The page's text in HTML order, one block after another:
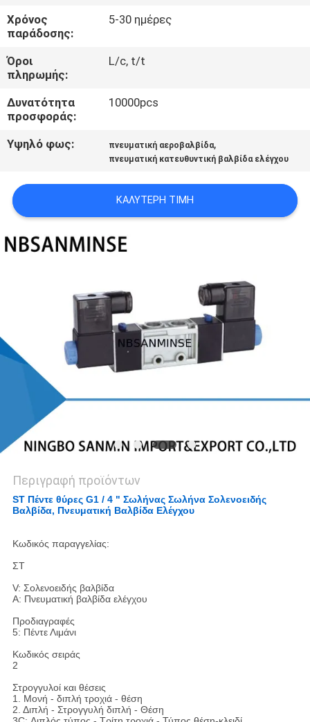
ΕΙΔΉΣΕΙΣ
ΖΗΤΉΣΤΕ
ΈΝΑ
ΑΠΌΣΠΑΣΜΑ
SITEMAP
ΠΟΛΙΤΙΚΉ
ΑΠΟΡΡΉΤΟΥ
Χρόνος
παράδοσης:
5-30 ημέρες
Όροι
πληρωμής:
L/c, t/t
Δυνατότητα
προσφοράς:
10000pcs
Υψηλό φως: πνευματική αεροβαλβίδα,
πνευματική κατευθυντική βαλβίδα ελέγχου
ΚΑΛΎΤΕΡΗ ΤΙΜΉ
Περιγραφή προϊόντων
ST Πέντε θύρες G1 / 4 " Σωλήνας Σωλήνα Σολενοειδής
Βαλβίδα, Πνευματική Βαλβίδα Ελέγχου
Κωδικός παραγγελίας:
ΣΤ
V: Σολενοειδής βαλβίδα
Α: Πνευματική βαλβίδα ελέγχου
Προδιαγραφές
5: Πέντε Λιμάνι
Κωδικός σειράς
2
Στρογγυλοί και θέσεις
1. Μονή - διπλή τροχιά - θέση
2. Διπλή - Στρογγυλή διπλή - Θέση